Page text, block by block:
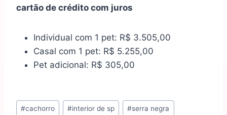
cartão de crédito com juros
Individual com 1 pet: R$ 3.505,00
Casal com 1 pet: R$ 5.255,00
Pet adicional: R$ 305,00
#cachorro #interior de sp #serra negra